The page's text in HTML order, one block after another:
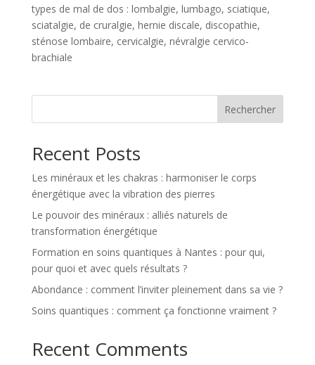
types de mal de dos : lombalgie, lumbago, sciatique,
sciatalgie, de cruralgie, hernie discale, discopathie,
sténose lombaire, cervicalgie, névralgie cervico-
brachiale
Rechercher
Recent Posts
Les minéraux et les chakras : harmoniser le corps
énergétique avec la vibration des pierres
Le pouvoir des minéraux : alliés naturels de
transformation énergétique
Formation en soins quantiques à Nantes : pour qui,
pour quoi et avec quels résultats ?
Abondance : comment l’inviter pleinement dans sa vie ?
Soins quantiques : comment ça fonctionne vraiment ?
Recent Comments